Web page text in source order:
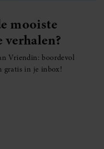
mooiste
Vriendin: boordevol
gratis in je inbox!